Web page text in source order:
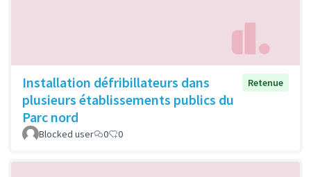
Installation défribillateurs dans
plusieurs établissements publics du
Parc nord
Retenue
Blocked user 0 0